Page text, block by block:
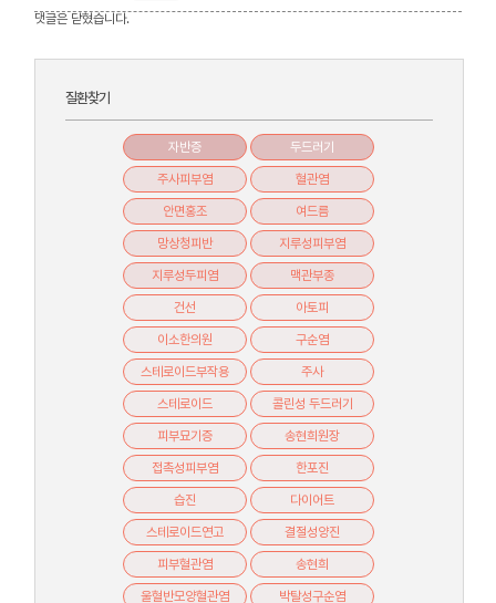
댓글은 닫혔습니다.
질환찾기
자반증 두드러기
주사피부염 혈관염
안면홍조 여드름
망상청피반 지루성피부염
지루성두피염 맥관부종
건선 아토피
이소한의원 구순염
스테로이드부작용 주사
스테로이드 콜린성 두드러기
피부묘기증 송현희원장
접촉성피부염 한포진
습진 다이어트
스테로이드연고 결절성양진
피부혈관염 송현희
울혈반모양혈관염 박탈성구순염